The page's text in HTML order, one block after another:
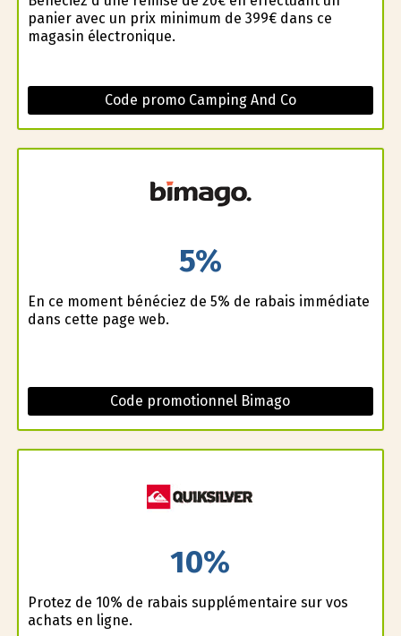
panier avec un prix minimum de 399€ dans ce
magasin électronique.
Code promo Camping And Co
5%
En ce moment bénéficiez de 5% de rabais immédiate
dans cette page web.
Code promotionnel Bimago
10%
Profitez de 10% de rabais supplémentaire sur vos
achats en ligne.